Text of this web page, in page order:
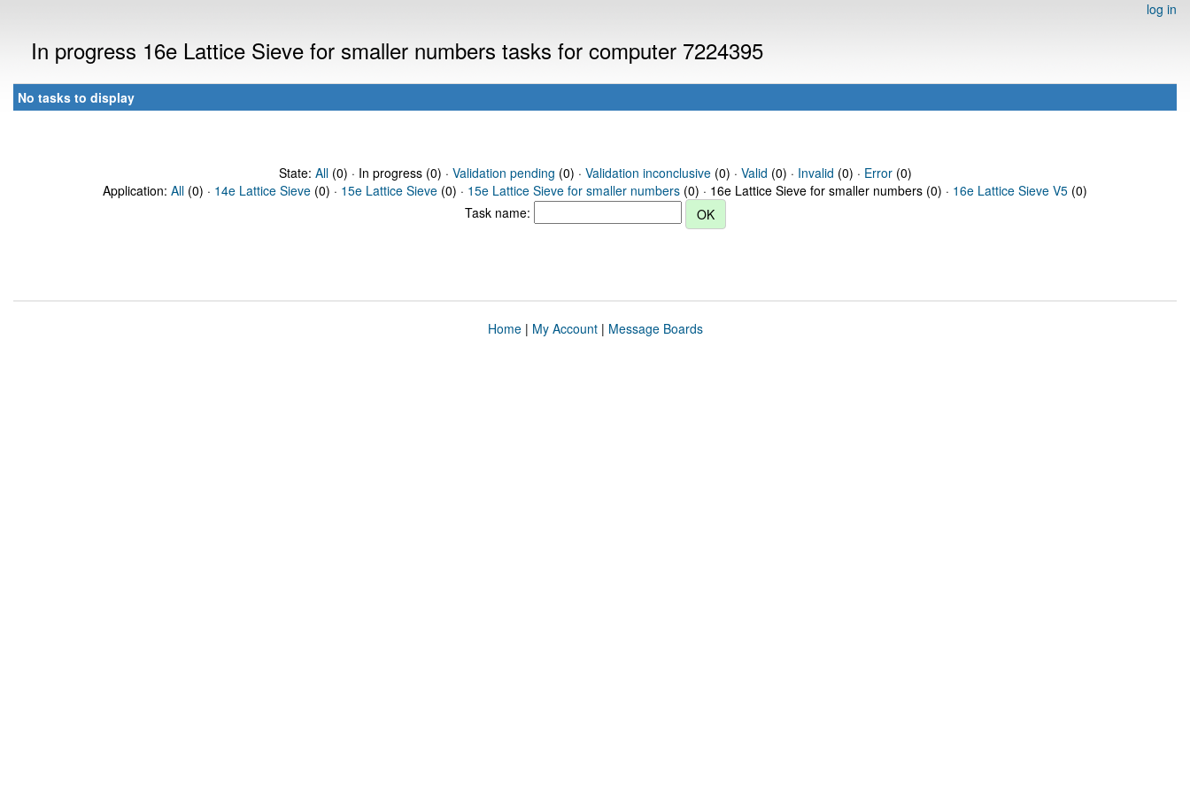
log in
In progress 16e Lattice Sieve for smaller numbers tasks for computer 7224395
No tasks to display
State: All(0) · In progress (0) · Validation pending (0) · Validation inconclusive(0) · Valid (0) · Invalid (0) · Error(0)
Application: All (0) · 14e Lattice Sieve (0) · 15e Lattice Sieve (0) · 15e Lattice Sieve for smaller numbers (0) · 16e Lattice Sieve for smaller numbers (0) · 16e Lattice Sieve V5 (0)
Task name:
Home| My Account| Message Boards